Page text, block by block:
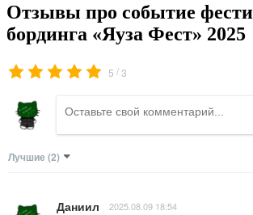
Отзывы про событие
бординга «Яуза Фест» 2025
5 /3
Лучшие (2)
Даниил 2025.08.09 18:54